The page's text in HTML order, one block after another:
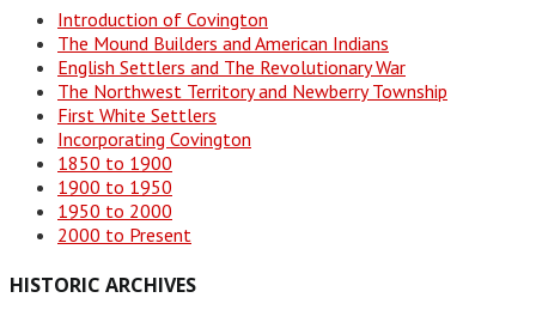
Introduction of Covington
The Mound Builders and American Indians
English Settlers and The Revolutionary War
The Northwest Territory and Newberry Township
First White Settlers
Incorporating Covington
1850 to 1900
1900 to 1950
1950 to 2000
2000 to Present
HISTORIC ARCHIVES